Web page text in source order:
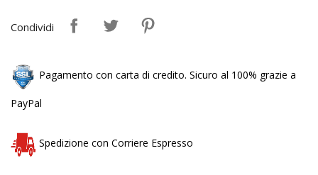
Condividi
Pagamento con carta di credito. Sicuro al 100% grazie a
PayPal
Spedizione con Corriere Espresso